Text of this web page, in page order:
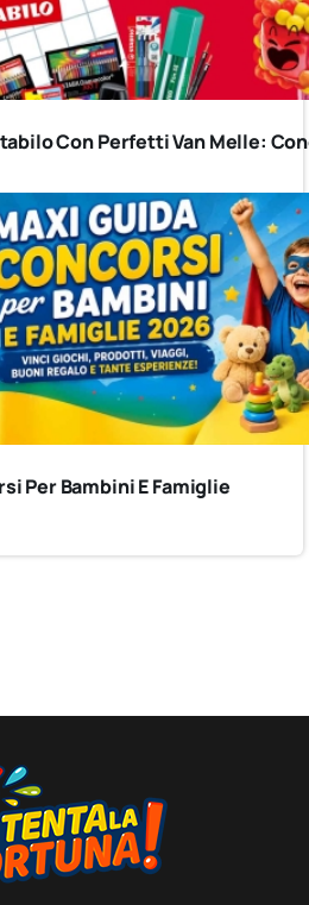
Con Perfetti Van Melle:
Per Bambini E Famiglie